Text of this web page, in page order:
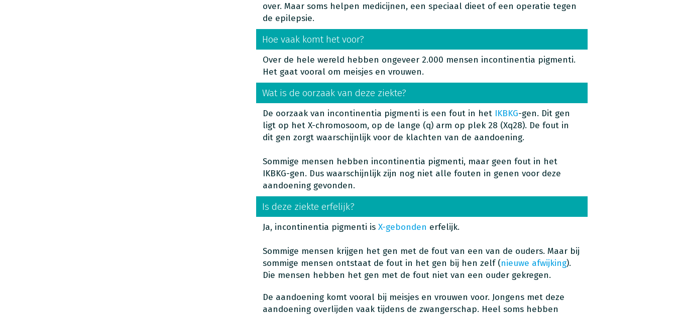
over. Maar soms helpen medicijnen, een speciaal dieet of een operatie tegen
de epilepsie.
Hoe vaak komt het voor?
Over de hele wereld hebben ongeveer 2.000 mensen incontinentia pigmenti.
Het gaat vooral om meisjes en vrouwen.
Wat is de oorzaak van deze ziekte?
De oorzaak van incontinentia pigmenti is een fout in het IKBKG-gen. Dit gen
ligt op het X-chromosoom, op de lange (q) arm op plek 28 (Xq28). De fout in
dit gen zorgt waarschijnlijk voor de klachten van de aandoening.
Sommige mensen hebben incontinentia pigmenti, maar geen fout in het
IKBKG-gen. Dus waarschijnlijk zijn nog niet alle fouten in genen voor deze
aandoening gevonden.
Is deze ziekte erfelijk?
Ja, incontinentia pigmenti is X-gebonden erfelijk.
Sommige mensen krijgen het gen met de fout van een van de ouders. Maar bij
sommige mensen ontstaat de fout in het gen bij hen zelf (nieuwe afwijking).
Die mensen hebben het gen met de fout niet van een ouder gekregen.
De aandoening komt vooral bij meisjes en vrouwen voor. Jongens met deze
aandoening overlijden vaak tijdens de zwangerschap. Heel soms hebben